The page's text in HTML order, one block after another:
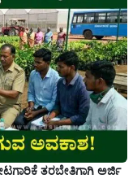
ತರಬೇತಿಗಾಗಿ ಅರ್ಜಿ